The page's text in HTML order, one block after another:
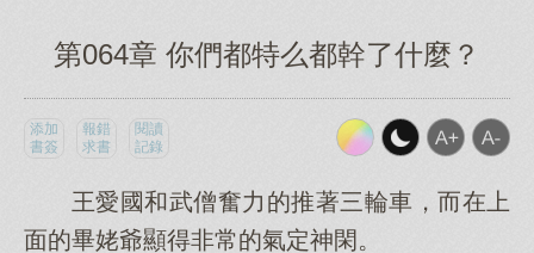
第064章 你們都特么都幹了什麼？
添加
書簽
報錯
求書
閱讀
記錄
王愛國和武僧奮力的推著三輪車，而在上
面的畢姥爺顯得非常的氣定神閑。